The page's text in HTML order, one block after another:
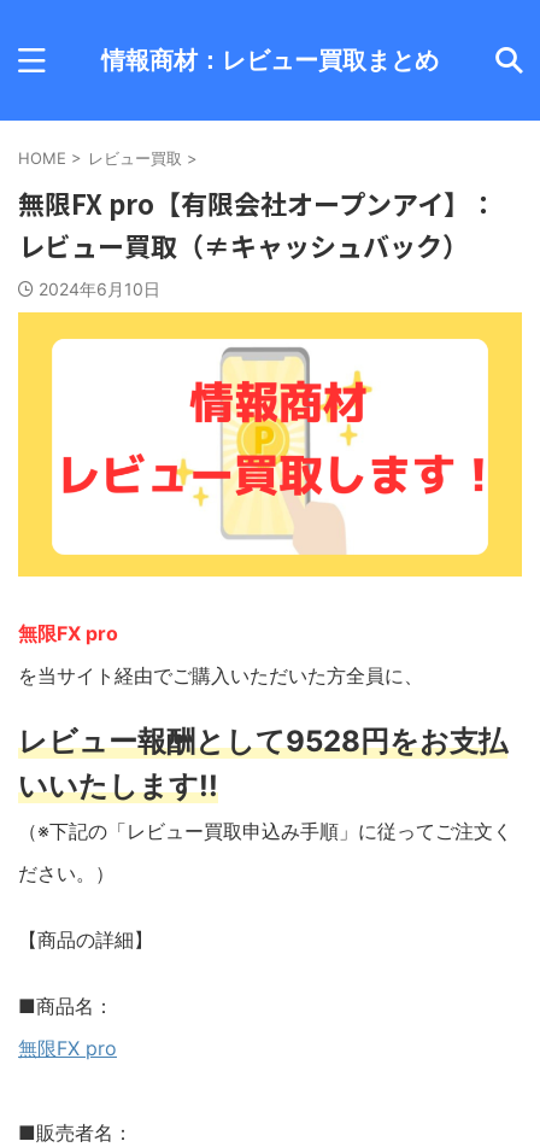
情報商材：レビュー買取まとめ
HOME > レビュー買取 >
無限FX pro【有限会社オープンアイ】：
レビュー買取（≠キャッシュバック）
2024年6月10日
無限FX pro
を当サイト経由でご購入いただいた方全員に、
レビュー報酬として9528円をお支払
いいたします!!
（※下記の「レビュー買取申込み手順」に従ってご注文く
ださい。）
【商品の詳細】
■商品名：
無限FX pro
■販売者名：